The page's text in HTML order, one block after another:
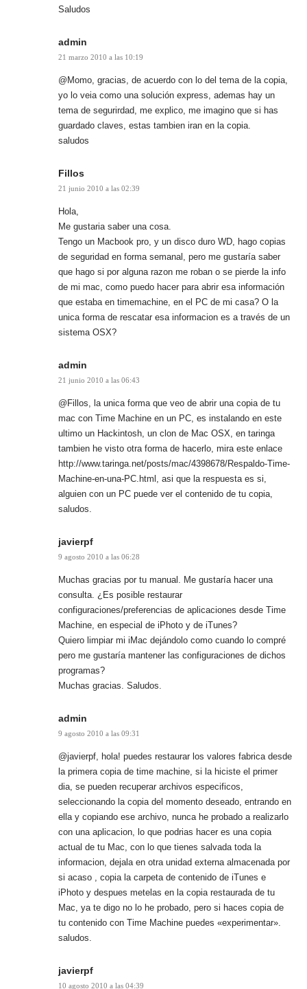
Saludos
admin
21 marzo 2010 a las 10:19
@Momo, gracias, de acuerdo con lo del tema de la copia,
yo lo veia como una solución express, ademas hay un
tema de segurirdad, me explico, me imagino que si has
guardado claves, estas tambien iran en la copia.
saludos
Fillos
21 junio 2010 a las 02:39
Hola,
Me gustaria saber una cosa.
Tengo un Macbook pro, y un disco duro WD, hago copias
de seguridad en forma semanal, pero me gustaría saber
que hago si por alguna razon me roban o se pierde la info
de mi mac, como puedo hacer para abrir esa información
que estaba en timemachine, en el PC de mi casa? O la
unica forma de rescatar esa informacion es a través de un
sistema OSX?
admin
21 junio 2010 a las 06:43
@Fillos, la unica forma que veo de abrir una copia de tu
mac con Time Machine en un PC, es instalando en este
ultimo un Hackintosh, un clon de Mac OSX, en taringa
tambien he visto otra forma de hacerlo, mira este enlace
http://www.taringa.net/posts/mac/4398678/Respaldo-Time-
Machine-en-una-PC.html , asi que la respuesta es si,
alguien con un PC puede ver el contenido de tu copia,
saludos.
javierpf
9 agosto 2010 a las 06:28
Muchas gracias por tu manual. Me gustaría hacer una
consulta. ¿Es posible restaurar
configuraciones/preferencias de aplicaciones desde Time
Machine, en especial de iPhoto y de iTunes?
Quiero limpiar mi iMac dejándolo como cuando lo compré
pero me gustaría mantener las configuraciones de dichos
programas?
Muchas gracias. Saludos.
admin
9 agosto 2010 a las 09:31
@javierpf, hola! puedes restaurar los valores fabrica desde
la primera copia de time machine, si la hiciste el primer
dia, se pueden recuperar archivos especificos,
seleccionando la copia del momento deseado, entrando en
ella y copiando ese archivo, nunca he probado a realizarlo
con una aplicacion, lo que podrias hacer es una copia
actual de tu Mac, con lo que tienes salvada toda la
informacion, dejala en otra unidad externa almacenada por
si acaso , copia la carpeta de contenido de iTunes e
iPhoto y despues metelas en la copia restaurada de tu
Mac, ya te digo no lo he probado, pero si haces copia de
tu contenido con Time Machine puedes «experimentar».
saludos.
javierpf
10 agosto 2010 a las 04:39